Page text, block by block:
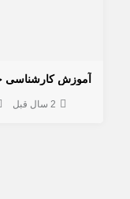
2 سال قبل